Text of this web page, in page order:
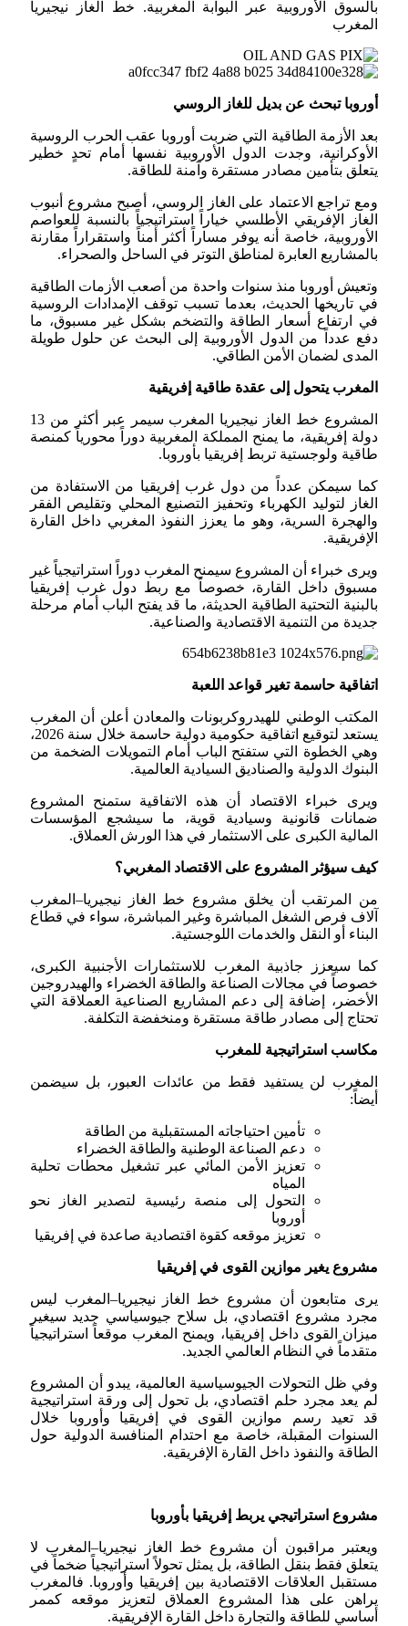
بالسوق الأوروبية عبر البوابة المغربية. خط الغاز نيجيريا
المغرب
أوروبا تبحث عن بديل للغاز الروسي
بعد الأزمة الطاقية التي ضربت أوروبا عقب الحرب الروسية
الأوكرانية، وجدت الدول الأوروبية نفسها أمام تحدٍ خطير
يتعلق بتأمين مصادر مستقرة وآمنة للطاقة.
ومع تراجع الاعتماد على الغاز الروسي، أصبح مشروع أنبوب
الغاز الإفريقي الأطلسي خياراً استراتيجياً بالنسبة للعواصم
الأوروبية، خاصة أنه يوفر مساراً أكثر أمناً واستقراراً مقارنة
بالمشاريع العابرة لمناطق التوتر في الساحل والصحراء.
وتعيش أوروبا منذ سنوات واحدة من أصعب الأزمات الطاقية
في تاريخها الحديث، بعدما تسبب توقف الإمدادات الروسية
في ارتفاع أسعار الطاقة والتضخم بشكل غير مسبوق، ما
دفع عدداً من الدول الأوروبية إلى البحث عن حلول طويلة
المدى لضمان الأمن الطاقي.
المغرب يتحول إلى عقدة طاقية إفريقية
المشروع خط الغاز نيجيريا المغرب سيمر عبر أكثر من 13
دولة إفريقية، ما يمنح المملكة المغربية دوراً محورياً كمنصة
طاقية ولوجستية تربط إفريقيا بأوروبا.
كما سيمكن عدداً من دول غرب إفريقيا من الاستفادة من
الغاز لتوليد الكهرباء وتحفيز التصنيع المحلي وتقليص الفقر
والهجرة السرية، وهو ما يعزز النفوذ المغربي داخل القارة
الإفريقية.
ويرى خبراء أن المشروع سيمنح المغرب دوراً استراتيجياً غير
مسبوق داخل القارة، خصوصاً مع ربط دول غرب إفريقيا
بالبنية التحتية الطاقية الحديثة، ما قد يفتح الباب أمام مرحلة
جديدة من التنمية الاقتصادية والصناعية.
اتفاقية حاسمة تغير قواعد اللعبة
المكتب الوطني للهيدروكربونات والمعادن أعلن أن المغرب
يستعد لتوقيع اتفاقية حكومية دولية حاسمة خلال سنة 2026،
وهي الخطوة التي ستفتح الباب أمام التمويلات الضخمة من
البنوك الدولية والصناديق السيادية العالمية.
ويرى خبراء الاقتصاد أن هذه الاتفاقية ستمنح المشروع
ضمانات قانونية وسيادية قوية، ما سيشجع المؤسسات
المالية الكبرى على الاستثمار في هذا الورش العملاق.
كيف سيؤثر المشروع على الاقتصاد المغربي؟
من المرتقب أن يخلق مشروع خط الغاز نيجيريا–المغرب
آلاف فرص الشغل المباشرة وغير المباشرة، سواء في قطاع
البناء أو النقل والخدمات اللوجستية.
كما سيعزز جاذبية المغرب للاستثمارات الأجنبية الكبرى،
خصوصاً في مجالات الصناعة والطاقة الخضراء والهيدروجين
الأخضر، إضافة إلى دعم المشاريع الصناعية العملاقة التي
تحتاج إلى مصادر طاقة مستقرة ومنخفضة التكلفة.
مكاسب استراتيجية للمغرب
المغرب لن يستفيد فقط من عائدات العبور، بل سيضمن
أيضاً:
تأمين احتياجاته المستقبلية من الطاقة
دعم الصناعة الوطنية والطاقة الخضراء
تعزيز الأمن المائي عبر تشغيل محطات تحلية
المياه
التحول إلى منصة رئيسية لتصدير الغاز نحو
أوروبا
تعزيز موقعه كقوة اقتصادية صاعدة في إفريقيا
مشروع يغير موازين القوى في إفريقيا
يرى متابعون أن مشروع خط الغاز نيجيريا–المغرب ليس
مجرد مشروع اقتصادي، بل سلاح جيوسياسي جديد سيغير
ميزان القوى داخل إفريقيا، ويمنح المغرب موقعاً استراتيجياً
متقدماً في النظام العالمي الجديد.
وفي ظل التحولات الجيوسياسية العالمية، يبدو أن المشروع
لم يعد مجرد حلم اقتصادي، بل تحول إلى ورقة استراتيجية
قد تعيد رسم موازين القوى في إفريقيا وأوروبا خلال
السنوات المقبلة، خاصة مع احتدام المنافسة الدولية حول
الطاقة والنفوذ داخل القارة الإفريقية.
مشروع استراتيجي يربط إفريقيا بأوروبا
ويعتبر مراقبون أن مشروع خط الغاز نيجيريا–المغرب لا
يتعلق فقط بنقل الطاقة، بل يمثل تحولاً استراتيجياً ضخماً في
مستقبل العلاقات الاقتصادية بين إفريقيا وأوروبا. فالمغرب
يراهن على هذا المشروع العملاق لتعزيز موقعه كممر
أساسي للطاقة والتجارة داخل القارة الإفريقية.